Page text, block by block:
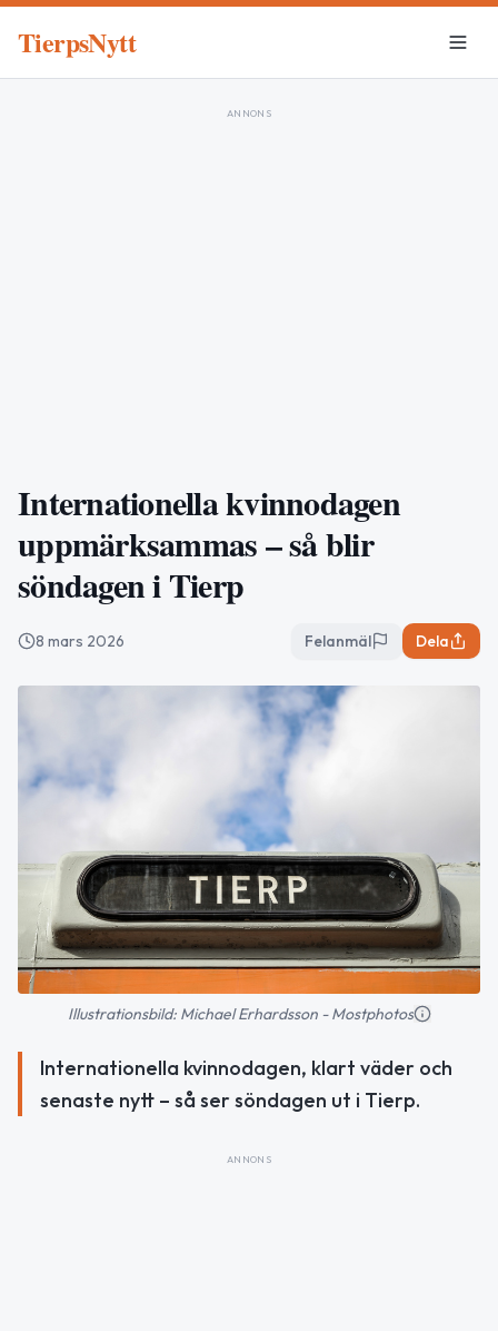
TierpsNytt
ANNONS
Internationella kvinnodagen
uppmärksammas – så blir
söndagen i Tierp
8 mars 2026 Felanmäl Dela
Illustrationsbild: Michael Erhardsson - Mostphotos
Internationella kvinnodagen, klart väder och
senaste nytt – så ser söndagen ut i Tierp.
ANNONS